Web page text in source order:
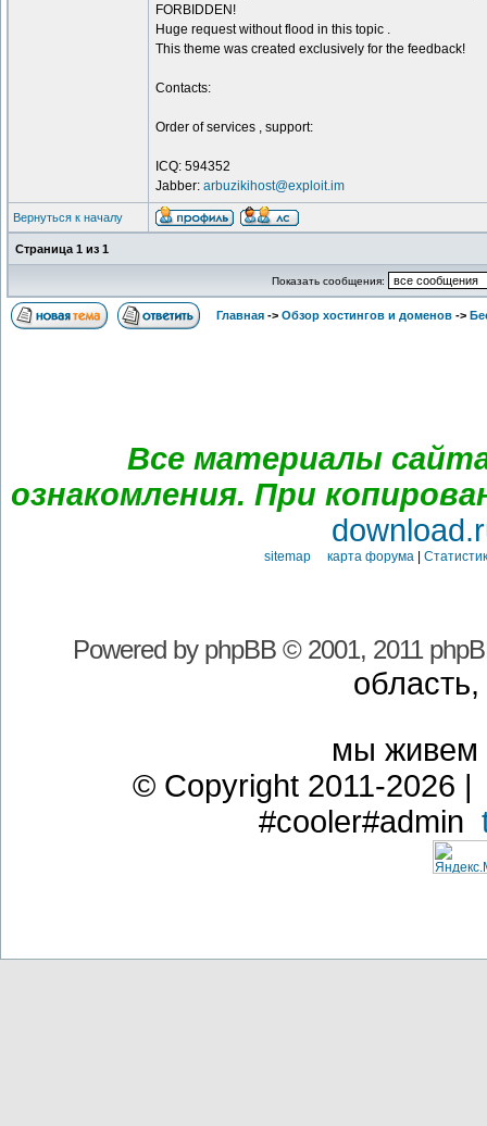
FORBIDDEN!
Huge request without flood in this topic .
This theme was created exclusively for the feedback!
Contacts:
Order of services , support:
ICQ: 594352
Jabber: arbuzikihost@exploit.im
Вернуться к началу
Страница 1 из 1
Показать сообщения:
Главная -> Обзор хостингов и доменов ->
Все материалы
ознакомления. При
sitemap карта форума|
Powered by phpBB© 2001, 2011
мы
© Copyright 2011-2026
#cooler#admin